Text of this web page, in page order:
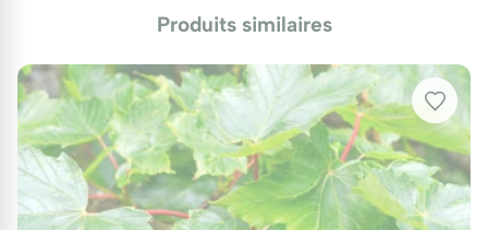
Produits similaires